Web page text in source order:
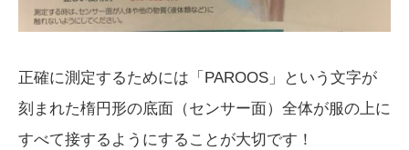
正確に測定するためには「PAROOS」という文字が
刻まれた楕円形の底面（センサー面）全体が服の上に
すべて接するようにすることが大切です！